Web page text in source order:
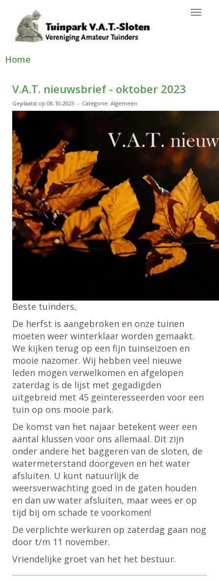
Home
V.A.T. nieuwsbrief - oktober 2023
Geplaatst op 08-10-2023 - Categorie: Algemeen
Beste tuinders,
De herfst is aangebroken en onze tuinen
moeten weer winterklaar worden gemaakt.
We kijken terug op een fijn tuinseizoen en
mooie nazomer. Wij hebben veel nieuwe
leden mogen verwelkomen en afgelopen
zaterdag is de lijst met gegadigden
uitgebreid met 45 geïnteresseerden voor een
tuin op ons mooie park.
De komst van het najaar betekent weer een
aantal klussen voor ons allemaal. Dit zijn
onder andere het baggeren van de sloten, de
watermeterstand doorgeven en het water
afsluiten. U kunt natuurlijk de
weersverwachting goed in de gaten houden
en dan uw water afsluiten, maar wees er op
tijd bij om schade te voorkomen!
De verplichte werkuren op zaterdag gaan nog
door t/m 11 november.
Vriendelijke groet van het het bestuur.